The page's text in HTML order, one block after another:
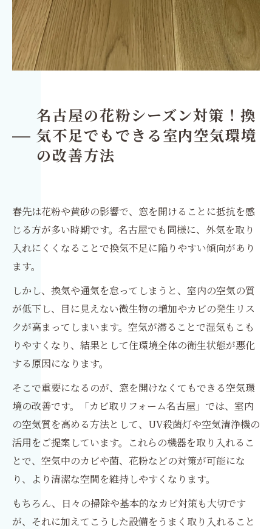
名古屋の花粉シーズン対策！換
気不足でもできる室内空気環境
の改善方法
春先は花粉や黄砂の影響で、窓を開けることに抵抗を感
じる方が多い時期です。名古屋でも同様に、外気を取り
入れにくくなることで換気不足に陥りやすい傾向があり
ます。
しかし、換気や通気を怠ってしまうと、室内の空気の質
が低下し、目に見えない微生物の増加やカビの発生リス
クが高まってしまいます。空気が滞ることで湿気もこも
りやすくなり、結果として住環境全体の衛生状態が悪化
する原因になります。
そこで重要になるのが、窓を開けなくてもできる空気環
境の改善です。「カビ取リフォーム名古屋」では、室内
の空気質を高める方法として、UV殺菌灯や空気清浄機の
活用をご提案しています。これらの機器を取り入れるこ
とで、空気中のカビや菌、花粉などの対策が可能にな
り、より清潔な空間を維持しやすくなります。
もちろん、日々の掃除や基本的なカビ対策も大切です
が、それに加えてこうした設備をうまく取り入れること